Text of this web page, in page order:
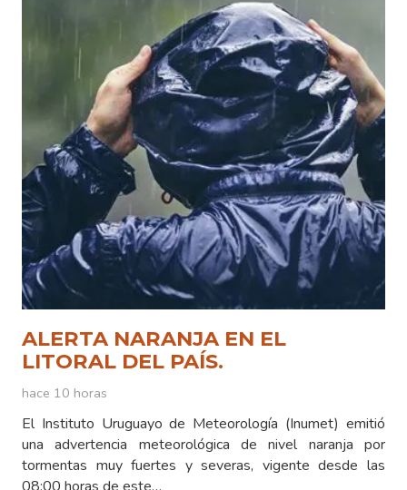
ALERTA NARANJA EN EL
LITORAL DEL PAÍS.
hace 10 horas
El Instituto Uruguayo de Meteorología (Inumet) emitió
una advertencia meteorológica de nivel naranja por
tormentas muy fuertes y severas, vigente desde las